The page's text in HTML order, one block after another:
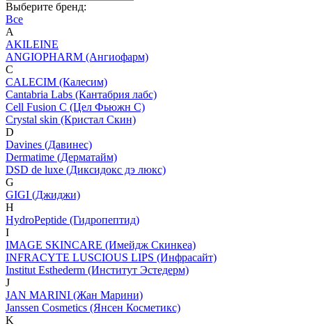
Выберите бренд:
Все
A
AKILEINE
ANGIOPHARM (Ангиофарм)
C
CALECIM (Калесим)
Cantabria Labs (Кантабрия лабс)
Cell Fusion C (Цел Фьюжн С)
Crystal skin (Кристал Скин)
D
Davines (Давинес)
Dermatime (Дерматайм)
DSD de luxe (Диксидокс дэ люкс)
G
GIGI (Джиджи)
H
HydroPeptide (Гидропептид)
I
IMAGE SKINCARE (Имейдж Скинкеа)
INFRACYTE LUSCIOUS LIPS (Инфрасайт)
Institut Esthederm (Институт Эстедерм)
J
JAN MARINI (Жан Марини)
Janssen Cosmetics (Янсен Косметикс)
K